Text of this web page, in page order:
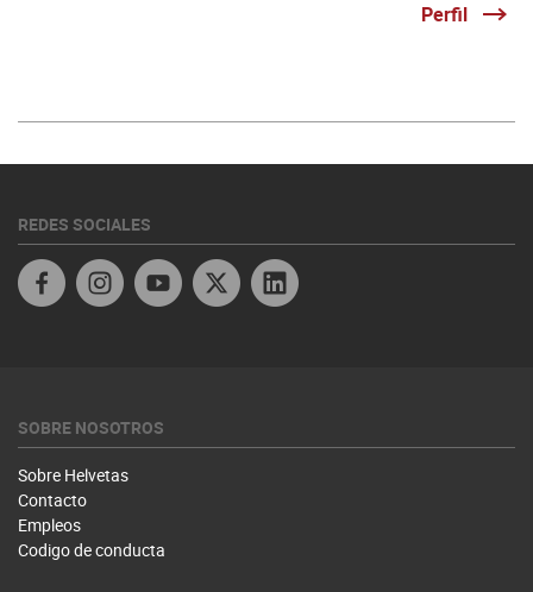
Perfil
REDES SOCIALES
FacebookInstagramYouTube Twitter
SOBRE NOSOTROS
Sobre Helvetas
Contacto
Empleos
Codigo de conducta